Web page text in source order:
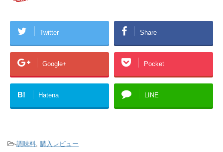
Twitter Share
Google+ Pocket
B! Hatena LINE
-調味料 購入レビュー